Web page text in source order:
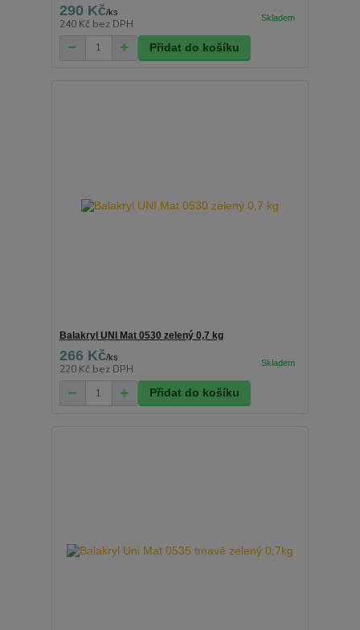
290 Kč/ks
240 Kč bez DPH
Přidat do košíku
Balakryl UNI Mat 0530 zelený 0,7 kg
266 Kč/ks
220 Kč bez DPH
Přidat do košíku